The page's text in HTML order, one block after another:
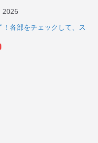
2026
各部をチェックして、ス